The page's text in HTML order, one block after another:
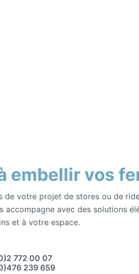
embellir vos
de votre projet de stores ou de
accompagne avec des solutions
et à votre espace.
772 00 07
239 659